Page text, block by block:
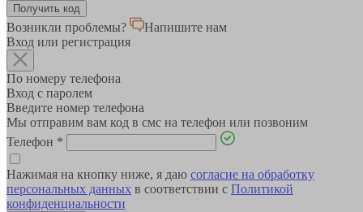
Возникли проблемы?
Напишите нам
Вход или регистрация
По номеру телефона
Вход с паролем
Введите номер телефона
Мы отправим вам код в смс на телефон или позвоним
Телефон *
Нажимая на кнопку ниже, я даю согласие на обработку
персональных данных в соответствии с Политикой
конфиденциальности